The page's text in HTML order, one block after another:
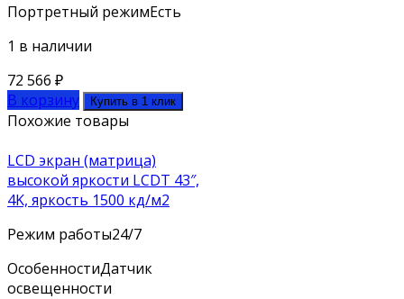
Портретный режимЕсть
1 в наличии
72 566 ₽
В корзину
Купить в 1 клик
Похожие товары
LCD экран (матрица)
высокой яркости LCDT 43″,
4K, яркость 1500 кд/м2
Режим работы24/7
ОсобенностиДатчик
освещенности